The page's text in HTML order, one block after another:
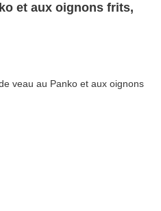
et aux oignons frits,